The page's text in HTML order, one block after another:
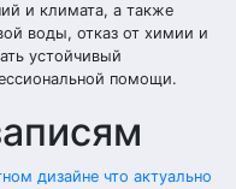
и климата, а также
воды, отказ от химии и
устойчивый
помощи.
дизайне что актуально